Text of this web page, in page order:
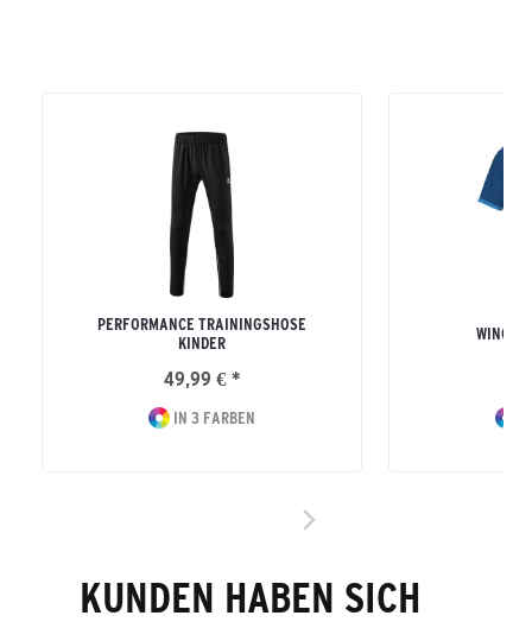
PERFORMANCE TRAININGSHOSE
KINDER
49,99 € *
IN 3 FARBEN
WINGS
KUNDEN HABEN SICH